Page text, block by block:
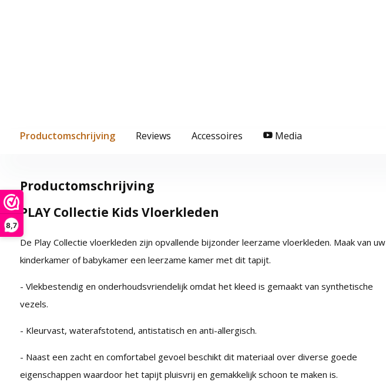
8,7
Productomschrijving Reviews Accessoires Media
Productomschrijving
PLAY Collectie Kids Vloerkleden
De Play Collectie vloerkleden zijn opvallende bijzonder leerzame vloerkleden. Maak van uw
kinderkamer of babykamer een leerzame kamer met dit tapijt.
- Vlekbestendig en onderhoudsvriendelijk omdat het kleed is gemaakt van synthetische
vezels.
- Kleurvast, waterafstotend, antistatisch en anti-allergisch.
- Naast een zacht en comfortabel gevoel beschikt dit materiaal over diverse goede
eigenschappen waardoor het tapijt pluisvrij en gemakkelijk schoon te maken is.